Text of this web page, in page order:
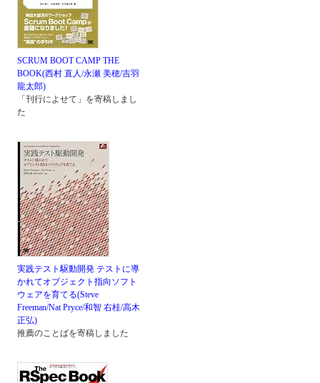
SCRUM BOOT CAMP THE
BOOK(西村 直人/永瀬 美穂/吉羽
龍太郎)
「刊行によせて」を寄稿しまし
た
実践テスト駆動開発 テストに導
かれてオブジェクト指向ソフト
ウェアを育てる(Steve
Freeman/Nat Pryce/和智 右桂/高木
正弘)
推薦のことばを寄稿しました